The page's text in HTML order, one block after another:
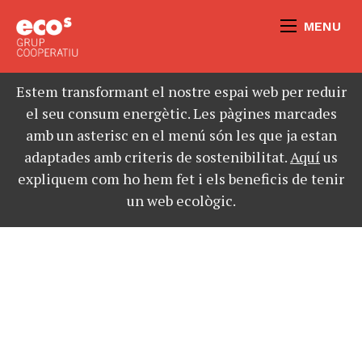
MENU
Estem transformant el nostre espai web per reduir
el seu consum energètic. Les pàgines marcades
amb un asterisc en el menú són les que ja estan
adaptades amb criteris de sostenibilitat.Aquíus
expliquem com ho hem fet i els beneficis de tenir
un web ecològic.